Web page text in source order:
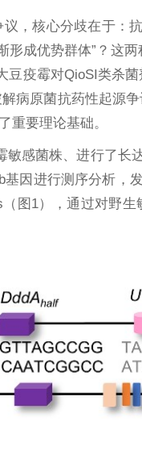
，核心分歧在于：
成优势群体”？这
疫霉对QioSI类杀
病原菌抗药性起源
重要理论基础。
感菌株、进行了长
因进行测序分析，
图1），通过对野